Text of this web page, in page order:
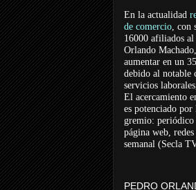
En la actualidad
de comercio, con
16000 afiliados
Orlando
aumentar en un
debido al notable
servicios
El acercamiento
es potenciado
gremio:
página web,
semanal (Secla
PEDRO